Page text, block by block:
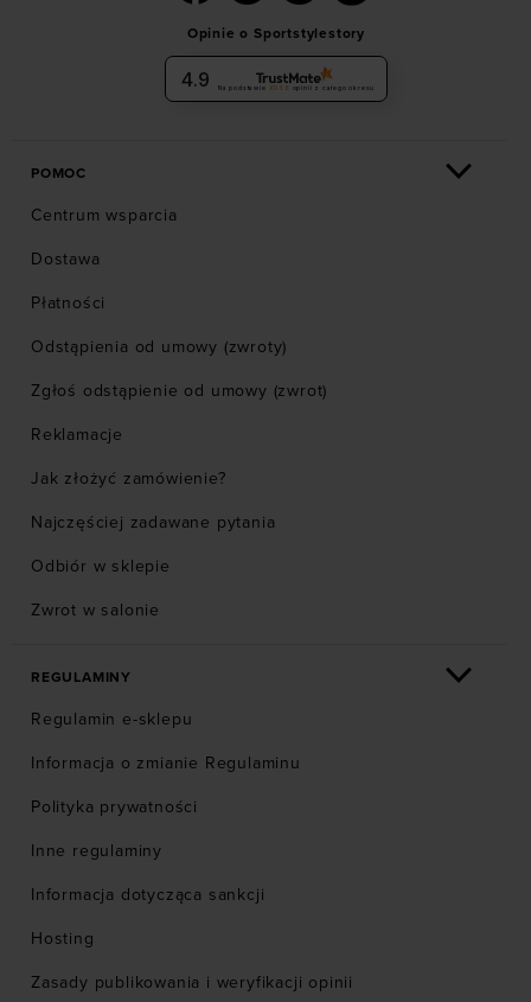
Opinie o Sportstylestory
4.9 Na podstawie 6036 opinii z całego okresu
POMOC
Centrum wsparcia
Dostawa
Płatności
Odstąpienia od umowy (zwroty)
Zgłoś odstąpienie od umowy (zwrot)
Reklamacje
Jak złożyć zamówienie?
Najczęściej zadawane pytania
Odbiór w sklepie
Zwrot w salonie
REGULAMINY
Regulamin e-sklepu
Informacja o zmianie Regulaminu
Polityka prywatności
Inne regulaminy
Informacja dotycząca sankcji
Hosting
Zasady publikowania i weryfikacji opinii